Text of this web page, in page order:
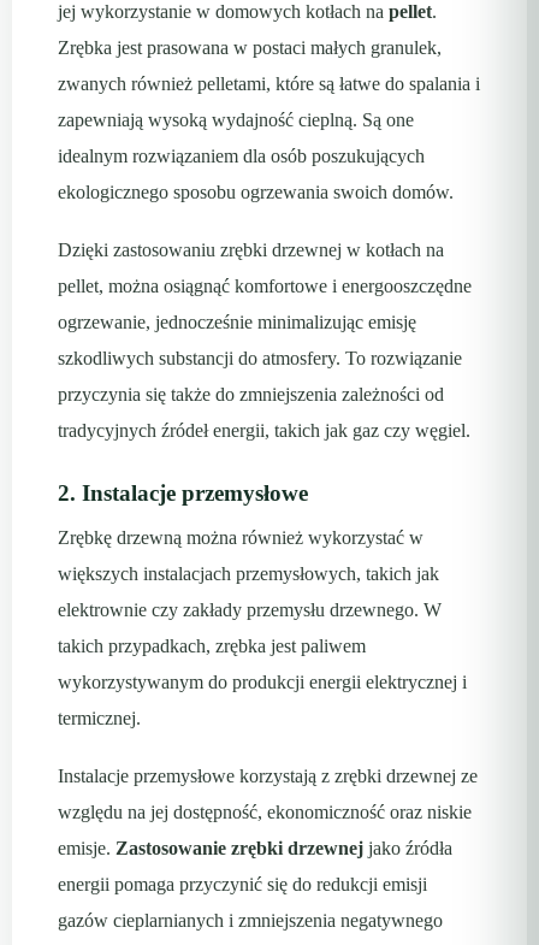
jej wykorzystanie w domowych kotłach na pellet.
Zrębka jest prasowana w postaci małych granulek,
zwanych również pelletami, które są łatwe do spalania i
zapewniają wysoką wydajność cieplną. Są one
idealnym rozwiązaniem dla osób poszukujących
ekologicznego sposobu ogrzewania swoich domów.
Dzięki zastosowaniu zrębki drzewnej w kotłach na
pellet, można osiągnąć komfortowe i energooszczędne
ogrzewanie, jednocześnie minimalizując emisję
szkodliwych substancji do atmosfery. To rozwiązanie
przyczynia się także do zmniejszenia zależności od
tradycyjnych źródeł energii, takich jak gaz czy węgiel.
2. Instalacje przemysłowe
Zrębkę drzewną można również wykorzystać w
większych instalacjach przemysłowych, takich jak
elektrownie czy zakłady przemysłu drzewnego. W
takich przypadkach, zrębka jest paliwem
wykorzystywanym do produkcji energii elektrycznej i
termicznej.
Instalacje przemysłowe korzystają z zrębki drzewnej ze
względu na jej dostępność, ekonomiczność oraz niskie
emisje. Zastosowanie zrębki drzewnej jako źródła
energii pomaga przyczynić się do redukcji emisji
gazów cieplarnianych i zmniejszenia negatywnego